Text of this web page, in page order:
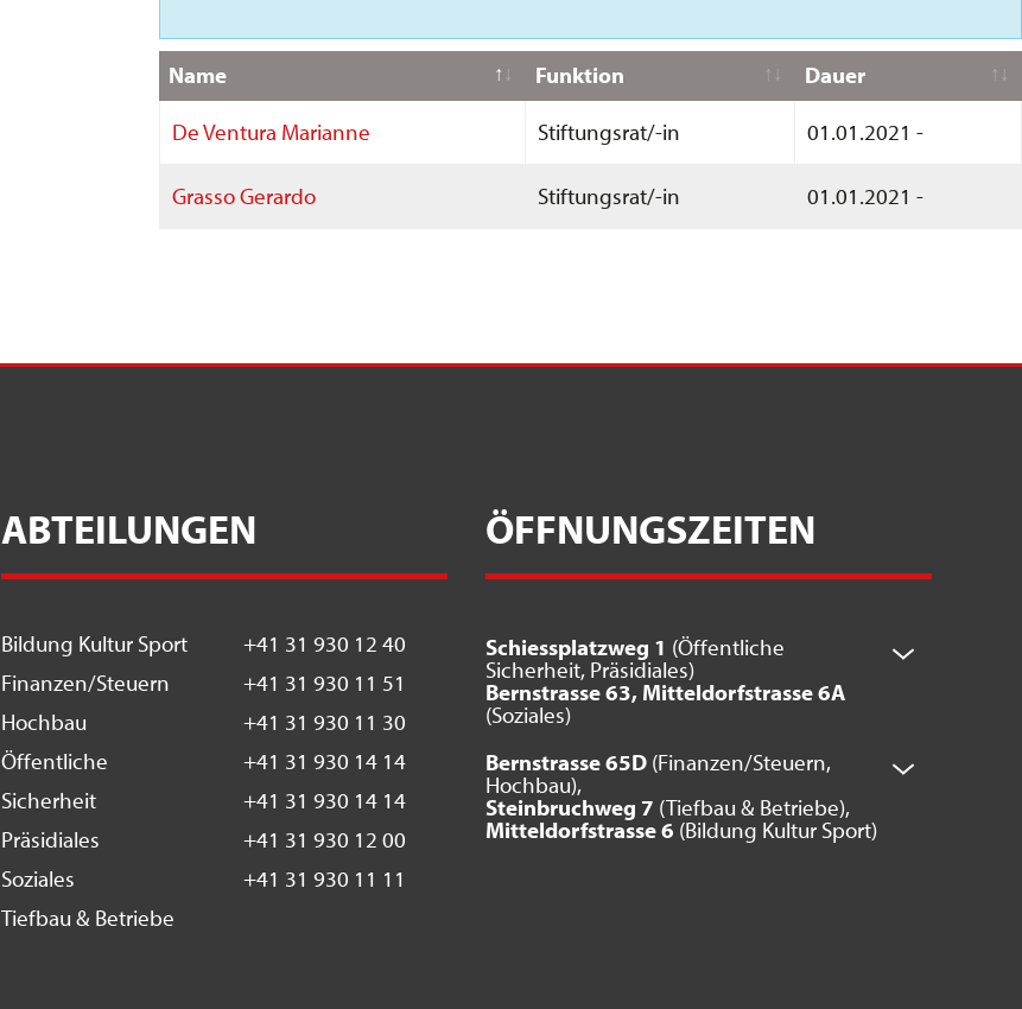
Name Funktion
Dauer
De Ventura Marianne
Stiftungsrat/-in 01.01.2021 -
Grasso Gerardo Stiftungsrat/-in 01.01.2021 -
ABTEILUNGEN
Bildung Kultur Sport
Finanzen/Steuern
Hochbau
Öffentliche
Sicherheit
Präsidiales
Soziales
Tiefbau & Betriebe
+41 31 930 12 40
+41 31 930 11 51
+41 31 930 11 30
+41 31 930 14 14
+41 31 930 14 14
+41 31 930 12 00
+41 31 930 11 11
ÖFFNUNGSZEITEN
Schiessplatzweg 1 (Öffentliche
Sicherheit, Präsidiales)
Bernstrasse 63, Mitteldorfstrasse 6A
(Soziales)
Bernstrasse 65D(Finanzen/Steuern,
Hochbau),
Steinbruchweg 7 (Tiefbau & Betriebe),
Mitteldorfstrasse 6 (Bildung Kultur Sport)